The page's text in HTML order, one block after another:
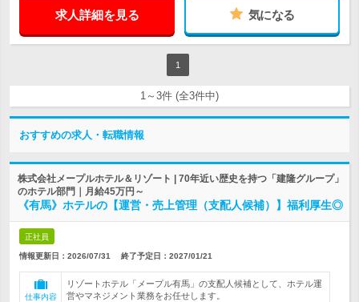
求人詳細を見る 気になる
1
1～3件 (全3件中)
おすすめの求人・転職情報
株式会社メープルホテル＆リゾート | 70年近い歴史を持つ「建隆グループ」
のホテル部門｜月給45万円～
《有馬》ホテルの【運営・売上管理（支配人候補）】福利厚生◎
正社員
情報更新日：2026/07/31 終了予定日： 2027/01/21
仕事内容
リゾートホテル「メープル有馬」の支配人候補として、ホテル運
営やマネジメント業務をお任せします。